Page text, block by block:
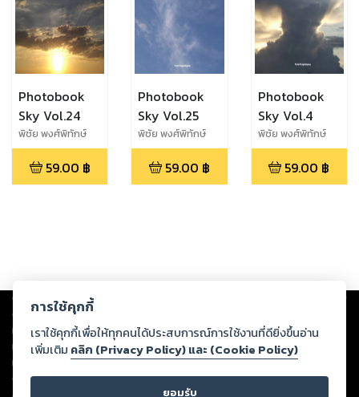
Photobook
Sky Vol.24
พิชัย พงศ์พิทักษ์
พงศ์
59.00 ฿
Photobook
Sky Vol.25
พิชัย พงศ์พิทักษ์
พงศ์
59.00 ฿
Photobook
Sky Vol.4
พิชัย พงศ์พิทักษ์
พงศ์
59.00 ฿
Copyright © 2026
ต่อผลงานหรือเนื้อหาใดที่อัปโหลดผ่านเว็บไซต์และปรากฏว่าละเมิดสิทธิใน
ทรัพย์สินทางปัญญาของบุคคลอื่นหรือขัดต่อกฎหมายและศีลธรรม ดังนั้น ผู้อ่าน
ทุกท่านโปรดใช้วิจารณญาณในการกลั่นกรองด้วยตนเอง และหากท่านพบว่าส่วน
หนึ่งส่วนใดขัดต่อกฎหมายและศีลธรรม กรุณาแจ้งมายังบริษัท เพื่อทีมงานจะได้
ดำเนินการในทันที ทั้งนี้ ทางสตอรี่ล็อกขอสงวนลิขสิทธิ์ตามพระราชบัญญัติ
การใช้คุกกี้
เราใช้คุกกี้เพื่อให้ทุกคนได้ประสบการณ์การใช้งานที่ดียิ่งขึ้นอ่าน
เพิ่มเติม คลิก (Privacy Policy) และ (Cookie Policy)
ยอมรับ